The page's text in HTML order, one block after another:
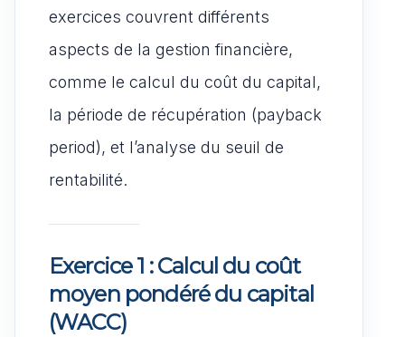
exercices couvrent différents
aspects de la gestion financière,
comme le calcul du coût du capital,
la période de récupération (payback
period), et l’analyse du seuil de
rentabilité.
Exercice 1 : Calcul du coût
moyen pondéré du capital
(WACC)